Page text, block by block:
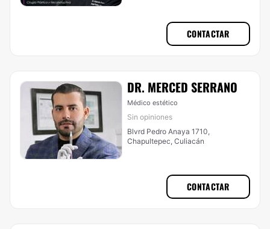
CONTACTAR
DR. MERCED SERRANO
Médico estético
Sin opiniones
Blvrd Pedro Anaya 1710,
Chapultepec, Culiacán
CONTACTAR